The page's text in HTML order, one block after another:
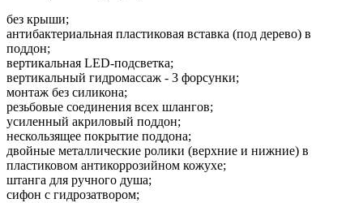
без крыши;
антибактериальная пластиковая вставка (под дерево) в
поддон;
вертикальная LED-подсветка;
вертикальный гидромассаж - 3 форсунки;
монтаж без силикона;
резьбовые соединения всех шлангов;
усиленный акриловый поддон;
нескользящее покрытие поддона;
двойные металлические ролики (верхние и нижние) в
пластиковом антикоррозийном кожухе;
штанга для ручного душа;
сифон с гидрозатвором;